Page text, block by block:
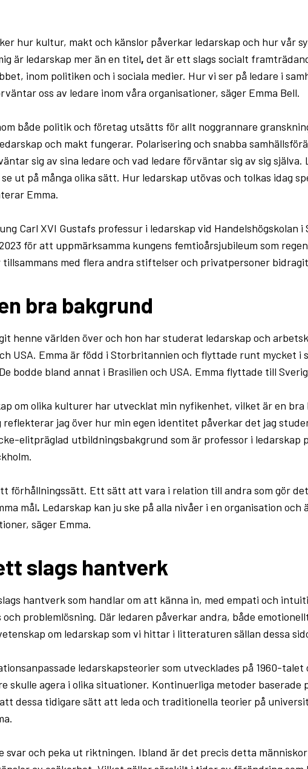
hur kultur, makt och känslor påverkar ledarskap och hur vår
är ledarskap mer än en titel, det är ett slags socialt
inom politiken och i sociala medier. Hur vi ser på ledare i
oss av ledare inom våra organisationer, säger Emma Bell.
både politik och företag utsätts för allt noggrannare
och makt fungerar. Polarisering och snabba
sig av sina ledare och vad ledare förväntar sig av sig själva.
ut på många olika sätt. Hur ledarskap utövas och tolkas idag
Emma.
Carl XVI Gustafs professur i ledarskap vid Handelshögskolan i
för att uppmärksamma kungens femtioårsjubileum som
med flera andra stiftelser och privatpersoner
bra bakgrund
henne världen över och hon har studerat ledarskap och
USA. Emma är född i Storbritannien och flyttade runt mycket i
bodde bland annat i Brasilien och USA. Emma flyttade till
om olika kulturer har utvecklat min nyfikenhet, vilket är en bra
jag över hur min egen identitet påverkar det jag
elitpräglad utbildningsbakgrund som är professor i ledarskap
förhållningssätt. Ett sätt att vara i relation till andra som gör
mål. Ledarskap kan ju ske på alla nivåer i en organisation
säger Emma.
slags hantverk
hantverk som handlar om att känna in, med empati och
problemlösning. Där ledaren påverkar andra, både
om ledarskap som vi hittar i litteraturen sällan dessa
ledarskapsteorier som utvecklades på 1960-talet
skulle agera i olika situationer. Kontinuerliga metoder baserade
att dessa tidigare sätt att leda och traditionella teorier på
svar och peka ut riktningen. Ibland är det precis detta